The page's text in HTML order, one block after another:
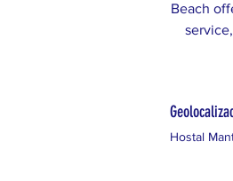
Beach
Hostal